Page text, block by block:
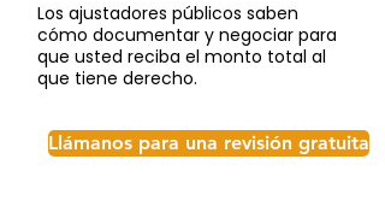
Los ajustadores públicos saben
cómo documentar y negociar para
que usted reciba el monto total al
que tiene derecho.
Llámanos para una revisión gratuita